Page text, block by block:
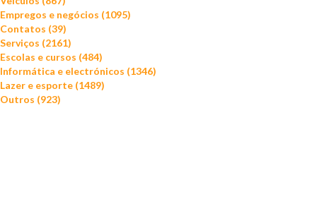
Empregos e negócios (1095)
Contatos (39)
Serviços (2161)
Escolas e cursos (484)
Informática e electrónicos (1346)
Lazer e esporte (1489)
Outros (923)